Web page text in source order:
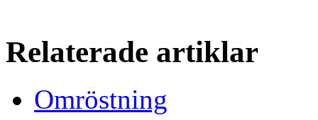
Relaterade artiklar
Omröstning